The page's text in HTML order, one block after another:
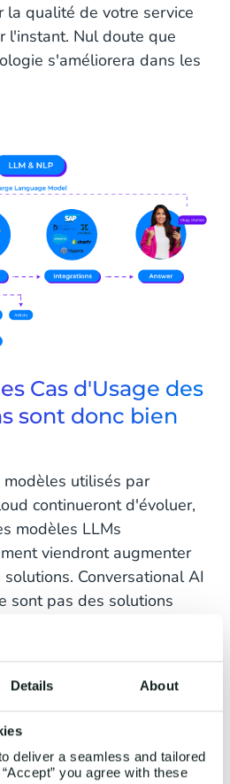
Details About
deliver a seamless and tailored
you agree with these
la qualité de votre service
l'instant. Nul doute que
s'améliorera dans les
Cas d'Usage des
sont donc bien
modèles utilisés par
continueront d'évoluer,
modèles LLMs
viendront augmenter
Conversational AI
sont pas des solutions
complètent".
augmenter les